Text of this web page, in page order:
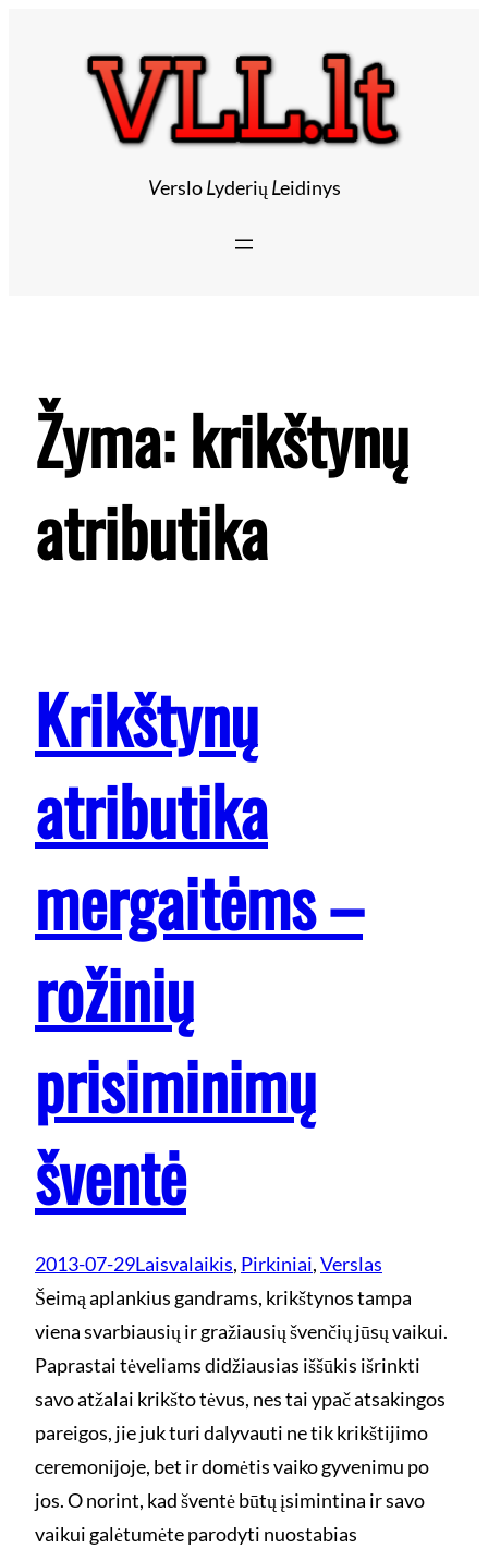
VersloLyderių Leidinys
Žyma:krikštynų
atributika
Krikštynų
atributika
mergaitėms –
rožinių
prisiminimų
šventė
2013-07-29Laisvalaikis, Pirkiniai, Verslas
Šeimą aplankius gandrams, krikštynos tampa
viena svarbiausių ir gražiausių švenčių jūsų vaikui.
Paprastai tėveliams didžiausias iššūkis išrinkti
savo atžalai krikšto tėvus, nes tai ypač atsakingos
pareigos, jie juk turi dalyvauti ne tik krikštijimo
ceremonijoje, bet ir domėtis vaiko gyvenimu po
jos. O norint, kad šventė būtų įsimintina ir savo
vaikui galėtumėte parodyti nuostabias